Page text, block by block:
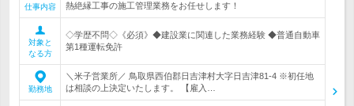
仕事内容
熱絶縁工事の施工管理業務をお任せします！
対象と
なる方
◇学歴不問◇《必須》◆建設業に関連した業務経験 ◆普通自動車
第1種運転免許
勤務地
＼米子営業所／ 鳥取県西伯郡日吉津村大字日吉津81-4 ※初任地
は相談の上決定いたします。 【雇入…